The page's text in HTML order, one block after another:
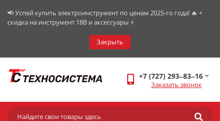
📢 Успей купить электроинструмент по ценам 2025-го года! 🔥 +
скидка на инструмент 18В и аксессуары ⚡️
Закрыть
+7 (727) 293‒83‒16
Заказать звонок